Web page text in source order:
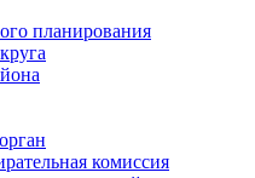
планирования
комиссия